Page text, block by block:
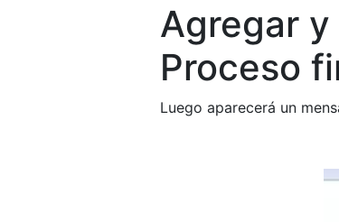
Agregar
Proceso
Luego aparecerá un